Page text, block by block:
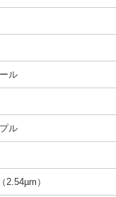
ル
ル
2.54µm）